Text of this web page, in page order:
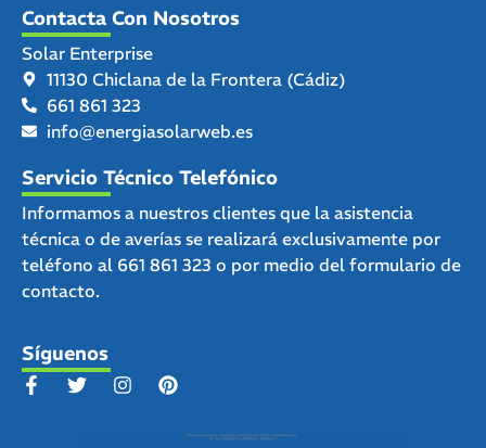
Contacta Con Nosotros
Solar Enterprise
11130 Chiclana de la Frontera (Cádiz)
661 861 323
info@energiasolarweb.es
Servicio Técnico Telefónico
Informamos a nuestros clientes que la asistencia
técnica o de averías se realizará exclusivamente por
teléfono al 661 861 323 o por medio del formulario de
contacto.
Síguenos